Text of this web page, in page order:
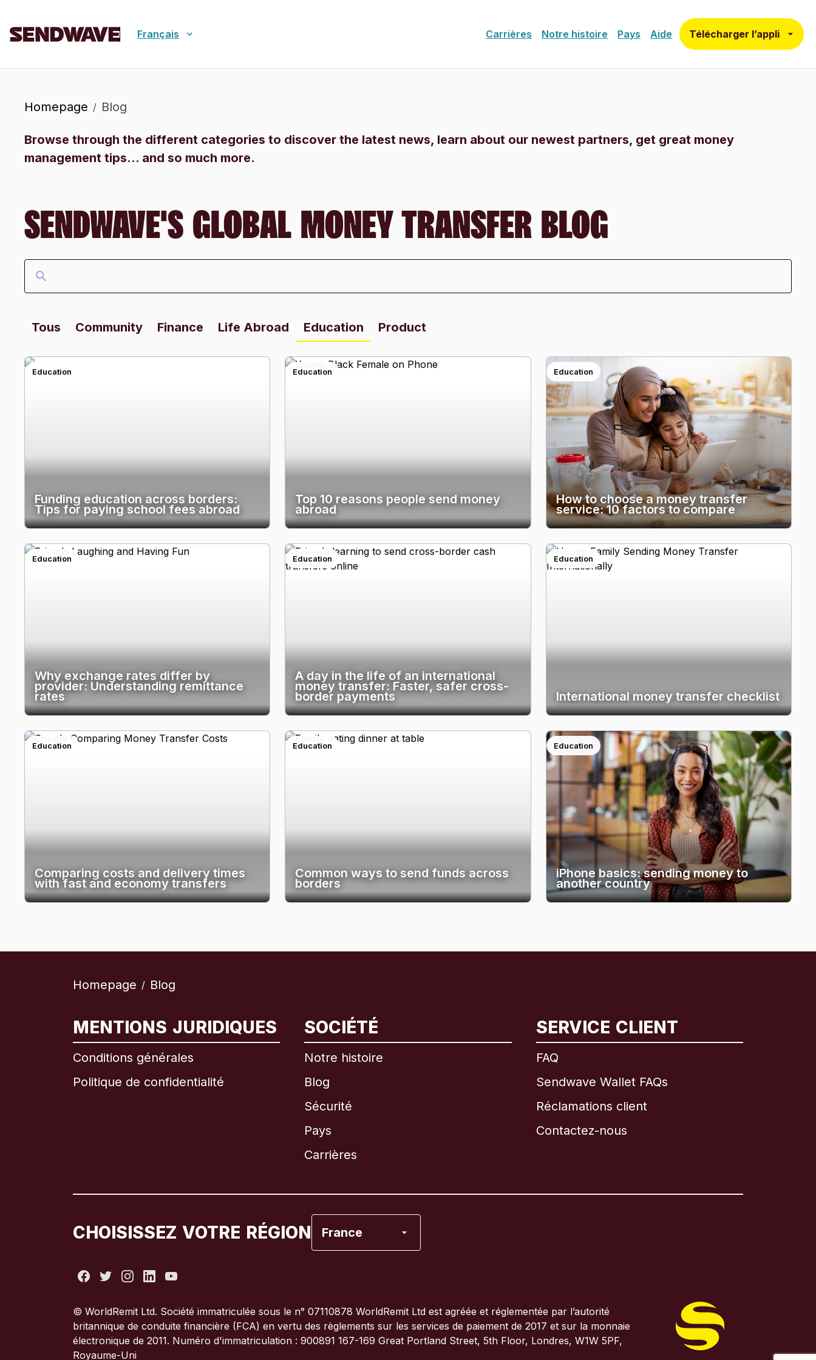
Français Carrières Notre histoire Pays Aide Télécharger l’appli
Homepage / Blog
Browse through the different categories to discover the latest news, learn about our newest partners, get great money
management tips... and so much more.
SENDWAVE'S GLOBAL MONEY TRANSFER BLOG
Tous Community Finance Life Abroad Education Product
Education
Funding education across borders:
Tips for paying school fees abroad
Education
Top 10 reasons people send money
abroad
Education
How to choose a money transfer
service: 10 factors to compare
Education
Why exchange rates differ by
provider: Understanding remittance
rates
Education
A day in the life of an international
money transfer: Faster, safer cross-
border payments
Education
International money transfer checklist
Education
Comparing costs and delivery times
with fast and economy transfers
Education
Common ways to send funds across
borders
Education
iPhone basics: sending money to
another country
Homepage / Blog
MENTIONS JURIDIQUES
Conditions générales
Politique de confidentialité
SOCIÉTÉ
Notre histoire
Blog
Sécurité
Pays
Carrières
SERVICE CLIENT
FAQ
Sendwave Wallet FAQs
Réclamations client
Contactez-nous
CHOISISSEZ VOTRE RÉGION France
International English
Brésil
Italie
© WorldRemit Ltd. Société immatriculée sous le n° 07110878 WorldRemit Ltd est agréée et réglementée par l’autorité
britannique de conduite financière (FCA) en vertu des règlements sur les services de paiement de 2017 et sur la monnaie
électronique de 2011. Numéro d'immatriculation : 900891 167-169 Great Portland Street, 5th Floor, Londres, W1W 5PF,
Royaume-Uni